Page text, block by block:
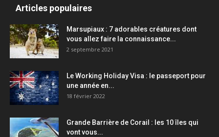
Articles populaires
Marsupiaux : 7 adorables créatures dont
vous allez faire la connaissance...
2 septembre 2021
Le Working Holiday Visa : le passeport pour
une année en...
18 février 2022
Grande Barrière de Corail : les 10 îles qui
vont vous...